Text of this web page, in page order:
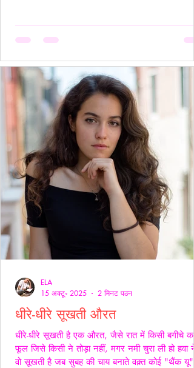
केवल ध्वनियाँ नहीं होते; वे असर डालते हैं कभी सान्त्वना
हैं, कभी चोट। हर व्यक्ति की अपनी 'दुनिया' होती है हम
मानकर चलते हैं कि सामने वाला हमें उसी तरह
धीरे-धीरे सूखती औरत
धीरे-धीरे सूखती है एक औरत, जैसे रात में किसी बगीचे का
फूल जिसे किसी ने तोड़ा नहीं, मगर नमी चुरा ली हो हवा
वो सूखती है जब सुबह की चाय बनाते वक़्त कोई "थैंक यू"
ELA
15 अक्टू॰ 2025
2 मिनट पठन